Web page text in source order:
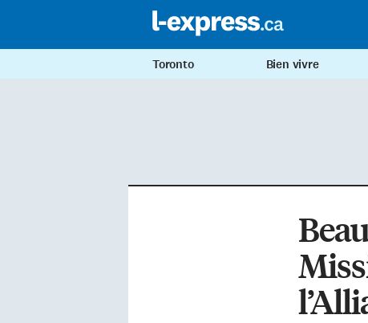
Toronto Bien vivre